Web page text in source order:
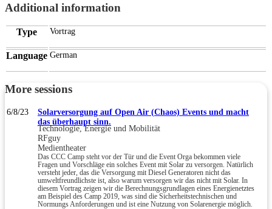
Additional information
Type Vortrag
Language German
More sessions
6/8/23
Solarversorgung auf Open Air (Chaos) Events und macht
das überhaupt sinn.
Technologie, Energie und Mobilität
RFguy
Medientheater
Das CCC Camp steht vor der Tür und die Event Orga bekommen viele
Fragen und Vorschläge ein solches Event mit Solar zu versorgen. Natürlich
versteht jeder, das die Versorgung mit Diesel Generatoren nicht das
umweltfreundlichste ist, also warum versorgen wir das nicht mit Solar. In
diesem Vortrag zeigen wir die Berechnungsgrundlagen eines Energienetztes
am Beispiel des Camp 2019, was sind die Sicherheitstechnischen und
Normungs Anforderungen und ist eine Nutzung von Solarenergie möglich.